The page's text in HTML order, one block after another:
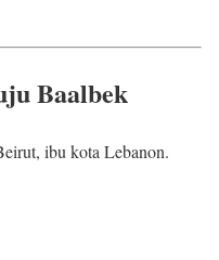
Baalbek
ibu kota Lebanon.